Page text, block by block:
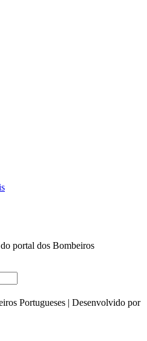
portal dos Bombeiros
Portugueses | Desenvolvido por